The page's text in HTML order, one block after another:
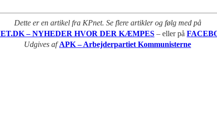
Dette er en artikel fra KPnet. Se flere artikler og følg med på
– NYHEDER HVOR DER KÆMPES – eller på
Udgives afAPK – Arbejderpartiet Kommunisterne